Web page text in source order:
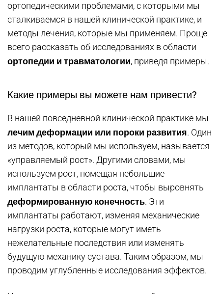
ортопедическими проблемами, с которыми мы
сталкиваемся в нашей клинической практике, и
методы лечения, которые мы применяем. Проще
всего рассказать об исследованиях в области
ортопедии и травматологии, приведя примеры.
Какие примеры вы можете нам привести?
В нашей повседневной клинической практике мы
лечим деформации или пороки развития. Один
из методов, который мы используем, называется
«управляемый рост». Другими словами, мы
используем рост, помещая небольшие
имплантаты в области роста, чтобы выровнять
деформированную конечность. Эти
имплантаты работают, изменяя механические
нагрузки роста, которые могут иметь
нежелательные последствия или изменять
будущую механику сустава. Таким образом, мы
проводим углубленные исследования эффектов.